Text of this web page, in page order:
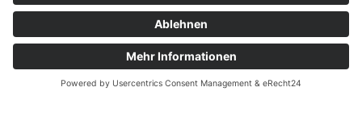
Geldanlage
Beratung für Ihre erfolgreiche Geldanlage –
nachhaltig, renditestark, individuell auf Sie